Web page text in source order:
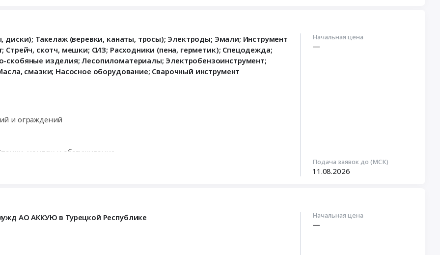
Такелаж (веревки, канаты, тросы); Электроды; Эмали; Инструмент
скотч, мешки; СИЗ; Расходники (пена, герметик); Спецодежда;
изделия; Лесопиломатериалы; Электробензоинструмент;
смазки; Насосное оборудование; Сварочный инструмент
и ограждений
монтаж и обслуживание
и обслуживание
Бытовая химия и парфюмерия
Одноразовый медицинский инструмент
Начальная цена
—
Подача заявок до (МСК)
11.08.2026
АО АККУЮ в Турецкой Республике Начальная цена
—